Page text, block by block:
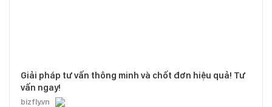
Giải pháp tư vấn thông minh và chốt đơn hiệu quả! Tư
vấn ngay!
bizfly.vn